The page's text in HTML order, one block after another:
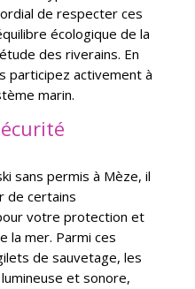
de respecter ces
écologique de la
des riverains. En
participez activement à
marin.
sans permis à Mèze, il
de certains
votre protection et
la mer. Parmi ces
de sauvetage, les
et sonore,